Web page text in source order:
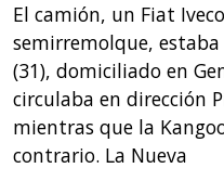
El camión, un Fiat
semirremolque,
(31), domiciliado en
circulaba en dirección
mientras que la
contrario. La Nueva